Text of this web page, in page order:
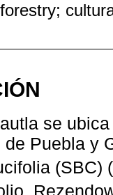
se
Puebla y
(SBC) (